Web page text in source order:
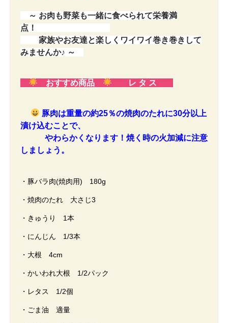
～ お肉も野菜も一緒に食べられて栄養満
点！
家族やお友達と楽しくワイワイ巻き巻きして
みませんか♪ ～
おすすめ商品 レ タ ス
豚肉は重量の約25％の焼肉のたれに30分以上
漬け込むことで、
やわらかくなります！焼く時の火加減に注意
しましょう。
・豚バラ肉(焼肉用) 180g
・焼肉のたれ 大さじ3
・きゅうり 1本
・にんじん 1/3本
・大根 4cm
・かいわれ大根 1/2パック
・レタス 1/2個
・ごま油 適量